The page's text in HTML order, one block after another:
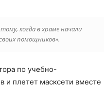
когда в храме начали
помощников».
по учебно-
и плетет масксети вместе